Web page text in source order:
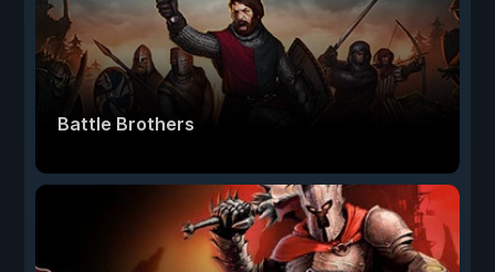
Battle Brothers